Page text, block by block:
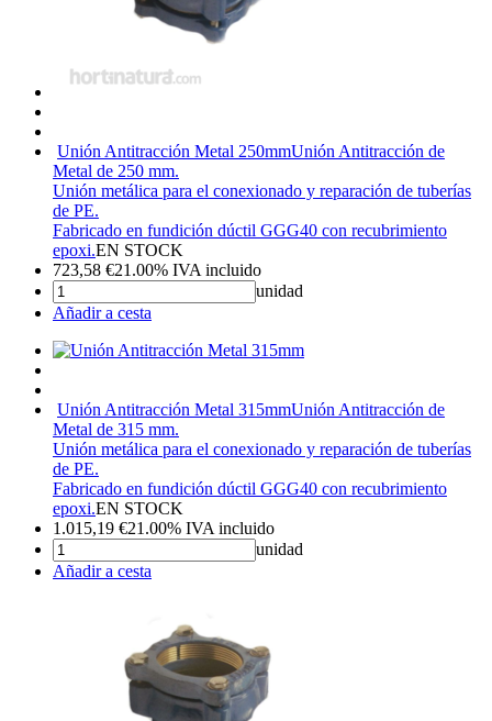
Unión Antitracción Metal 250mmUnión Antitracción de
Metal de 250 mm.
Unión metálica para el conexionado y reparación de tuberías
de PE.
Fabricado en fundición dúctil GGG40 con recubrimiento
epoxi.EN STOCK
723,58 €21.00% IVA incluido
unidad
Añadir a cesta
Unión Antitracción Metal 315mmUnión Antitracción de
Metal de 315 mm.
Unión metálica para el conexionado y reparación de tuberías
de PE.
Fabricado en fundición dúctil GGG40 con recubrimiento
epoxi.EN STOCK
1.015,19 €21.00% IVA incluido
unidad
Añadir a cesta